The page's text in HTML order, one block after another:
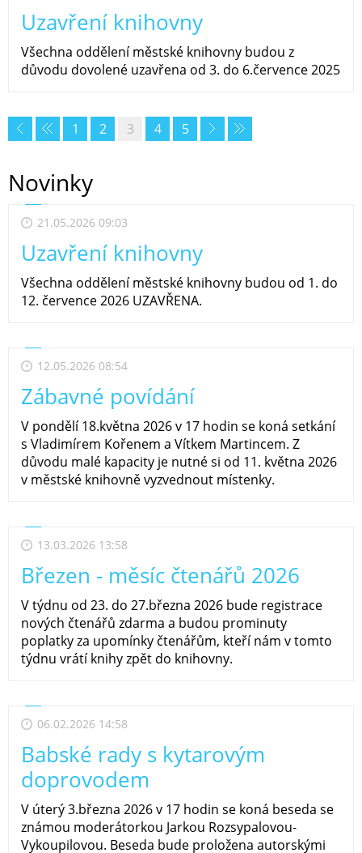
Uzavření knihovny
Všechna oddělení městské knihovny budou z
důvodu dovolené uzavřena od 3. do 6.července 2025
1 2 3 4 5
Novinky
21.05.2026 09:03
Uzavření knihovny
Všechna oddělení městské knihovny budou od 1. do
12. července 2026 UZAVŘENA.
12.05.2026 08:54
Zábavné povídání
V pondělí 18.května 2026 v 17 hodin se koná setkání
s Vladimírem Kořenem a Vítkem Martincem. Z
důvodu malé kapacity je nutné si od 11. května 2026
v městské knihovně vyzvednout místenky.
13.03.2026 13:58
Březen - měsíc čtenářů 2026
V týdnu od 23. do 27.března 2026 bude registrace
nových čtenářů zdarma a budou prominuty
poplatky za upomínky čtenářům, kteří nám v tomto
týdnu vrátí knihy zpět do knihovny.
06.02.2026 14:58
Babské rady s kytarovým
doprovodem
V úterý 3.března 2026 v 17 hodin se koná beseda se
známou moderátorkou Jarkou Rozsypalovou-
Vykoupilovou. Beseda bude proložena autorskými